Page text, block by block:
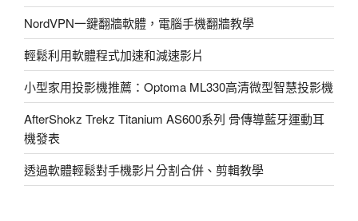
NordVPN一鍵翻牆軟體，電腦手機翻牆教學
輕鬆利用軟體程式加速和減速影片
小型家用投影機推薦：Optoma ML330高清微型智慧投影機
AfterShokz Trekz Titanium AS600系列 骨傳導藍牙運動耳
機發表
透過軟體輕鬆對手機影片分割合併、剪輯教學